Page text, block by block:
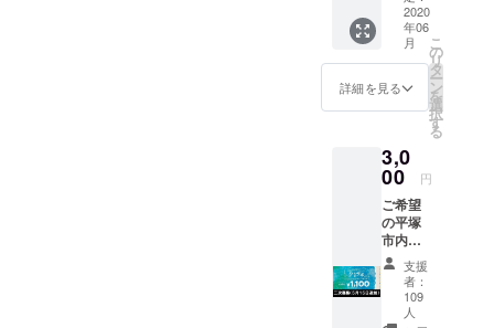
日＞ ※
備考欄
に支援
する参
加店名
日）・
引き渡
し方法
（店頭
or郵
送）を
必ずご
記入く
ださ
い。店
2020
年06
月
詳細を見る
こ
の
リ
タ
ー
ン
を
選
択
す
る
3,0
00 円
ご希望
の平塚
市内飲
食店の
食事券
３３０
０円分
支援
者：
109
人